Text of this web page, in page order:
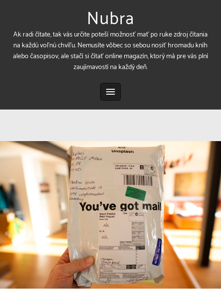
Nubra
Ak radi čítate, tak vás určite poteší možnosť mať po ruke zdroj čítania
na každú voľnú chvíľu. Nemusíte vôbec so sebou nosiť hromadu kníh
alebo časopisov, ale stačí si čítať online magazín, ktorý má pre vás plní
zaujímavostí na každý deň.